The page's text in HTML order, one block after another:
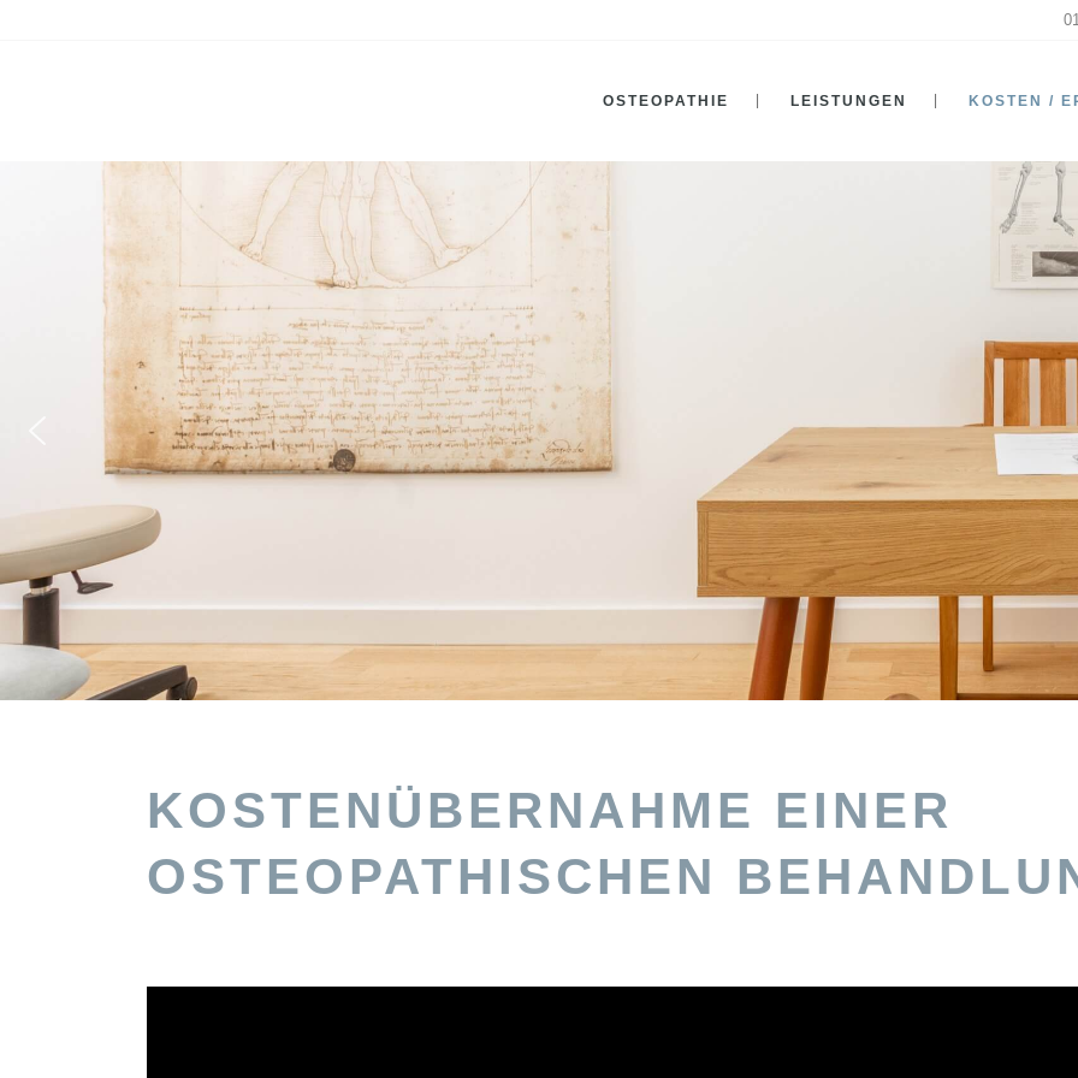
OSTEOPATHIE LEISTUNGEN KOSTEN /
KOSTENÜBERNAHME EINER
OSTEOPATHISCHEN